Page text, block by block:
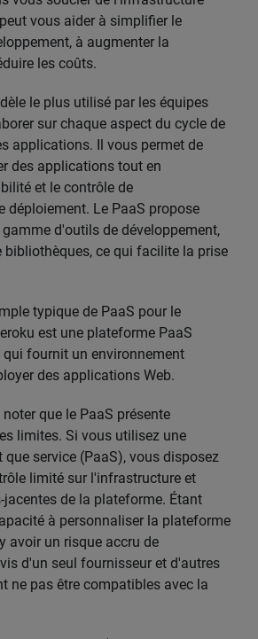
vous aider à simplifier le
à augmenter la
les coûts.
le plus utilisé par les équipes
sur chaque aspect du cycle de
applications. Il vous permet de
des applications tout en
et le contrôle de
déploiement. Le PaaS propose
d'outils de développement,
bibliothèques, ce qui facilite la prise
typique de PaaS pour le
est une plateforme PaaS
qui fournit un environnement
des applications Web.
que le PaaS présente
limites. Si vous utilisez une
service (PaaS), vous disposez
limité sur l'infrastructure et
de la plateforme. Étant
à personnaliser la plateforme
avoir un risque accru de
d'un seul fournisseur et d'autres
ne pas être compatibles avec la